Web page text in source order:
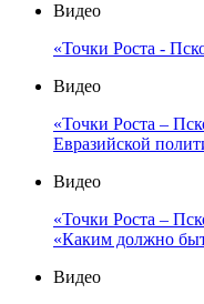
Видео
«Точки Роста -
Видео
«Точки Роста –
Евразийской
Видео
«Точки Роста –
«Каким должно
Видео